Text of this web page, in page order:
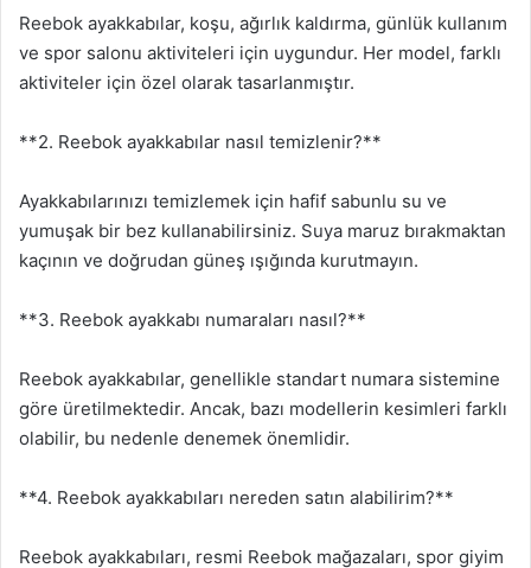
Reebok ayakkabılar, koşu, ağırlık kaldırma, günlük kullanım
ve spor salonu aktiviteleri için uygundur. Her model, farklı
aktiviteler için özel olarak tasarlanmıştır.
**2. Reebok ayakkabılar nasıl temizlenir?**
Ayakkabılarınızı temizlemek için hafif sabunlu su ve
yumuşak bir bez kullanabilirsiniz. Suya maruz bırakmaktan
kaçının ve doğrudan güneş ışığında kurutmayın.
**3. Reebok ayakkabı numaraları nasıl?**
Reebok ayakkabılar, genellikle standart numara sistemine
göre üretilmektedir. Ancak, bazı modellerin kesimleri farklı
olabilir, bu nedenle denemek önemlidir.
**4. Reebok ayakkabıları nereden satın alabilirim?**
Reebok ayakkabıları, resmi Reebok mağazaları, spor giyim